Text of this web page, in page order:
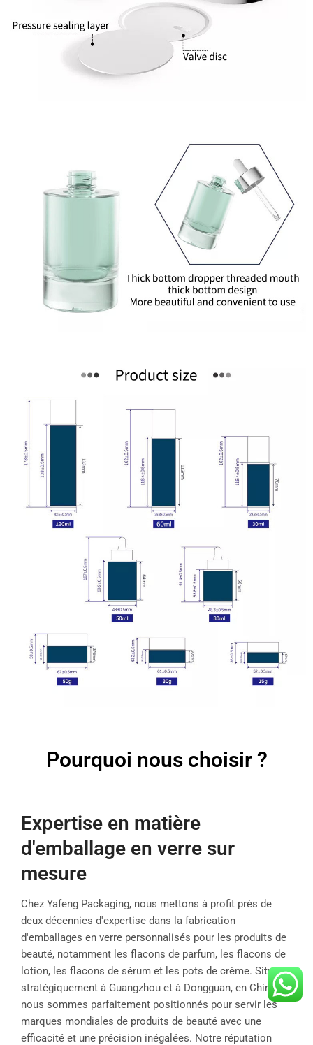
Pourquoi nous choisir ?
Expertise en matière
d'emballage en verre sur
mesure
Chez Yafeng Packaging, nous mettons à profit près de
deux décennies d'expertise dans la fabrication
d'emballages en verre personnalisés pour les produits de
beauté, notamment les flacons de parfum, les flacons de
lotion, les flacons de sérum et les pots de crème. Situés
stratégiquement à Guangzhou et à Dongguan, en Chine,
nous sommes parfaitement positionnés pour servir les
marques mondiales de produits de beauté avec une
efficacité et une précision inégalées. Notre réputation